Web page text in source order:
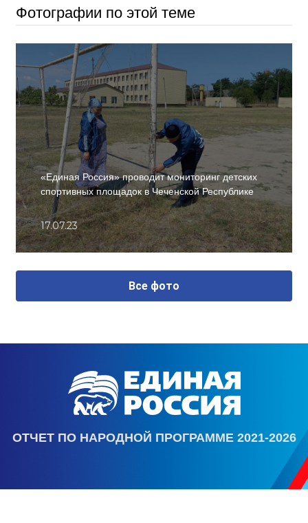
Фотографии по этой теме
«Единая Россия» проводит мониторинг детских
спортивных площадок в Чеченской Республике
17.07.23
Все фото
ОТЧЕТ ПО НАРОДНОЙ ПРОГРАММЕ 2021-2026